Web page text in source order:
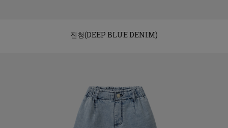
진청(DEEP BLUE DENIM)